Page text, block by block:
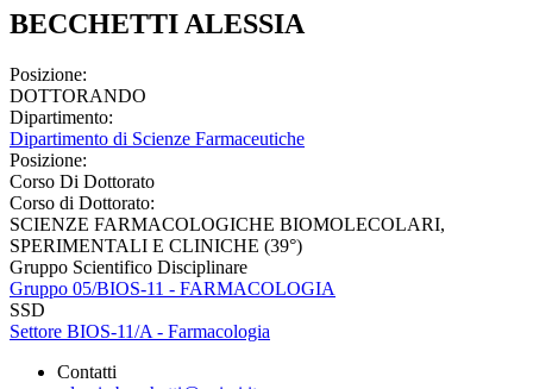
BECCHETTI ALESSIA
Posizione:
DOTTORANDO
Dipartimento:
Dipartimento di Scienze Farmaceutiche
Posizione:
Corso Di Dottorato
Corso di Dottorato:
SCIENZE FARMACOLOGICHE BIOMOLECOLARI,
SPERIMENTALI E CLINICHE (39°)
Gruppo Scientifico Disciplinare
Gruppo 05/BIOS-11 - FARMACOLOGIA
SSD
Settore BIOS-11/A - Farmacologia
Contatti